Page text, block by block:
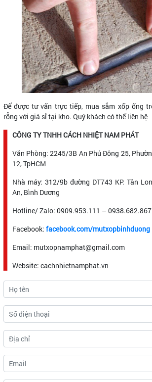
Để được tư vấn trực tiếp, mua sắm xốp ống
rỗng với giá sỉ tại kho. Quý khách có thể liên hệ
CÔNG TY TNHH CÁCH NHIỆT NAM PHÁT
Văn Phòng: 2245/3B An Phú Đông 25,
12, TpHCM
Nhà máy: 312/9b đường DT743 KP. Tân
An, Bình Dương
Hotline/ Zalo: 0909.953.111 – 0938.682.867
Facebook: facebook.com/mutxopbinhduong
Email: mutxopnamphat@gmail.com
Website: cachnhietnamphat.vn